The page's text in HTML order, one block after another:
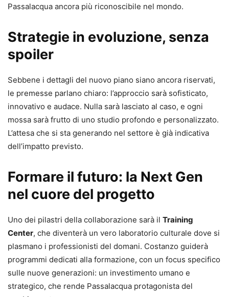
Passalacqua ancora più riconoscibile nel mondo.
Strategie in evoluzione, senza
spoiler
Sebbene i dettagli del nuovo piano siano ancora riservati,
le premesse parlano chiaro: l’approccio sarà sofisticato,
innovativo e audace. Nulla sarà lasciato al caso, e ogni
mossa sarà frutto di uno studio profondo e personalizzato.
L’attesa che si sta generando nel settore è già indicativa
dell’impatto previsto.
Formare il futuro: la Next Gen
nel cuore del progetto
Uno dei pilastri della collaborazione sarà il Training
Center, che diventerà un vero laboratorio culturale dove si
plasmano i professionisti del domani. Costanzo guiderà
programmi dedicati alla formazione, con un focus specifico
sulle nuove generazioni: un investimento umano e
strategico, che rende Passalacqua protagonista del